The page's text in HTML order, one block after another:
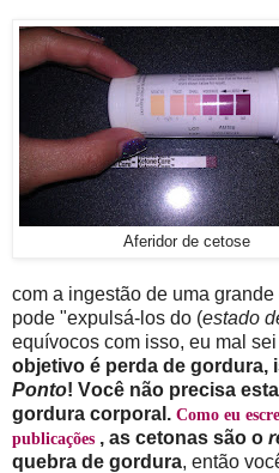
Aferidor de cetose
com a ingestão de uma
pode "expulsá-los do (estado
equívocos com isso, eu mal
objetivo é perda de gordura,
Ponto! Você não precisa
gordura corporal. Como eu
publicações , as cetonas são o
quebra de gordura, então